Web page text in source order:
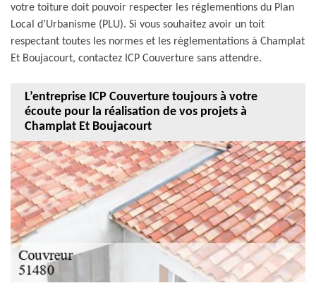
votre toiture doit pouvoir respecter les réglementions du Plan
Local d’Urbanisme (PLU). Si vous souhaitez avoir un toit
respectant toutes les normes et les règlementations à Champlat
Et Boujacourt, contactez ICP Couverture sans attendre.
L’entreprise ICP Couverture toujours à votre
écoute pour la réalisation de vos projets à
Champlat Et Boujacourt